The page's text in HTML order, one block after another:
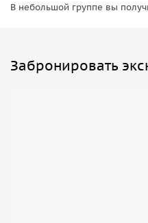
В небольшой группе вы
Забронировать